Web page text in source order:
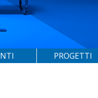
PROGETTI